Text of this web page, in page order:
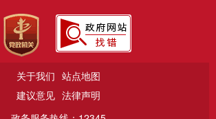
关于我们 站点地图
建议意见 法律声明